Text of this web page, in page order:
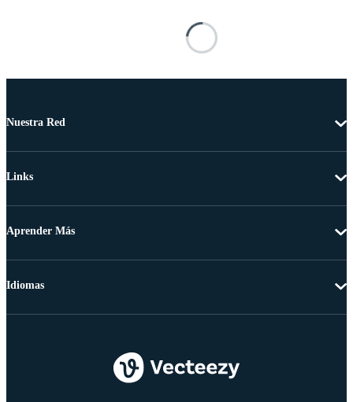
Nuestra Red
Links
Aprender Más
Idiomas